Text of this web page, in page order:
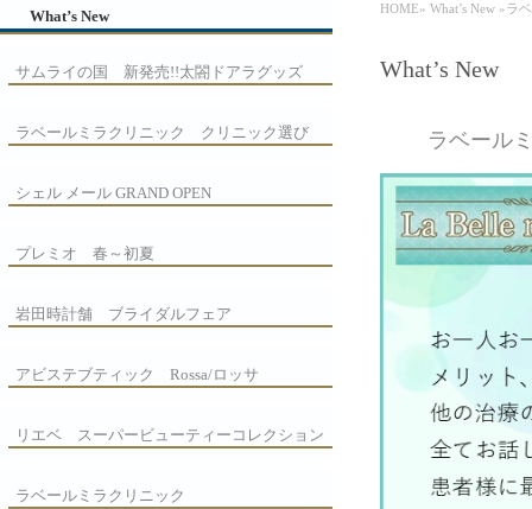
HOME» What’s New »ラ
What’s New
ラベール
What’s New
サムライの国 新発売!!太閤ドアラグッズ
ラベールミラクリニック クリニック選び
シェル メール GRAND OPEN
プレミオ 春～初夏
岩田時計舗 ブライダルフェア
アビステブティック Rossa/ロッサ
リエベ スーパービューティーコレクション
ラベールミラクリニック